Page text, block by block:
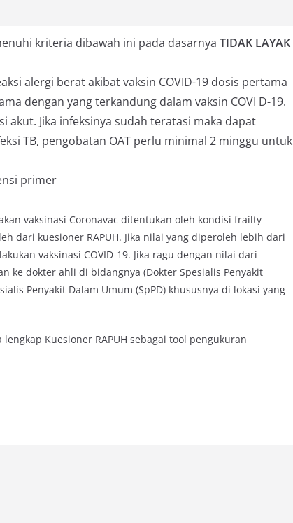
kriteria dibawah ini pada dasarnya TIDAK LAYAK
alergi berat akibat vaksin COVID-19 dosis pertama
dengan yang terkandung dalam vaksin COVI D-19.
akut. Jika infeksinya sudah teratasi maka dapat
TB, pengobatan OAT perlu minimal 2 minggu untuk
primer
vaksinasi Coronavac ditentukan oleh kondisi frailty
dari kuesioner RAPUH. Jika nilai yang diperoleh lebih dari
vaksinasi COVID-19. Jika ragu dengan nilai dari
ke dokter ahli di bidangnya (Dokter Spesialis Penyakit
Penyakit Dalam Umum (SpPD) khususnya di lokasi yang
Kuesioner RAPUH sebagai tool pengukuran